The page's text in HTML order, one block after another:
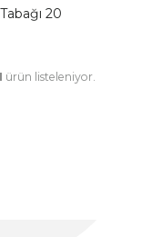
20
ürün listeleniyor.